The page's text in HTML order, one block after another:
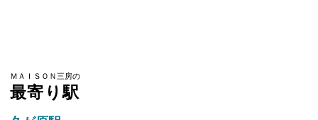
ＭＡＩＳＯＮ三房の
最寄り駅